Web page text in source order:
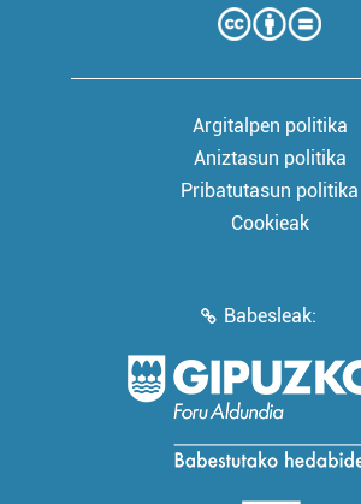
Argitalpen politika
Aniztasun politika
Pribatutasun politika
Cookieak
Babesleak: